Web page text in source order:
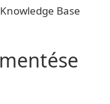
Knowledge Base